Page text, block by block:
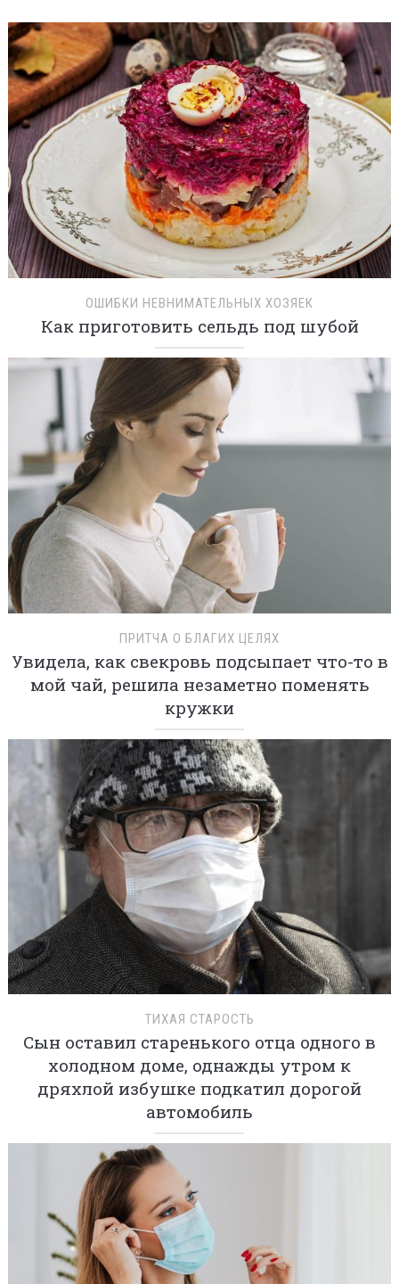
ОШИБКИ НЕВНИМАТЕЛЬНЫХ ХОЗЯЕК
Как приготовить сельдь под шубой
ПРИТЧА О БЛАГИХ ЦЕЛЯХ
Увидела, как свекровь подсыпает что-то в
мой чай, решила незаметно поменять
кружки
ТИХАЯ СТАРОСТЬ
Сын оставил старенького отца одного в
холодном доме, однажды утром к
дряхлой избушке подкатил дорогой
автомобиль